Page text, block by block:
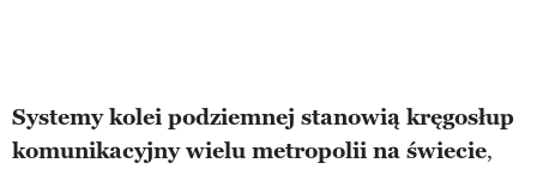
Systemy kolei podziemnej stanowią kręgosłup
komunikacyjny wielu metropolii na świecie,